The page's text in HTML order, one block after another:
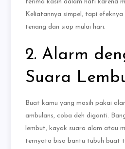
terima kasih dalam hati karena
Keliatannya simpel, tapi efeknya
tenang dan siap mulai hari.
2. Alarm
Suara
Buat kamu yang masih pakai
ambulans, coba deh diganti.
lembut, kayak suara alam atau
ternyata bisa bantu tubuh buat